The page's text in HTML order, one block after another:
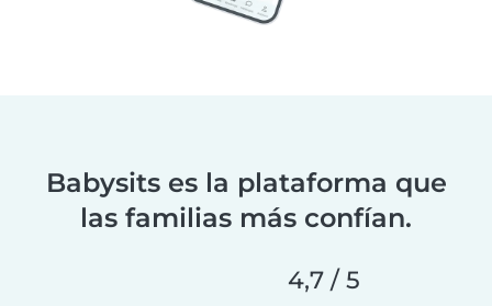
Babysits es la plataforma que
las familias más confían.
4,7 / 5